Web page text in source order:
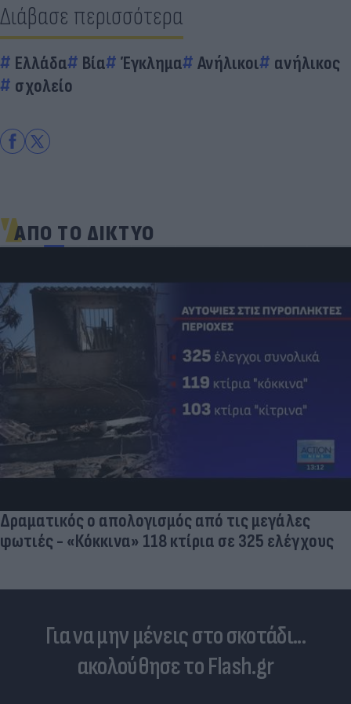
Διάβασε περισσότερα
Ελλάδα Βία Έγκλημα Ανήλικοι
ανήλικος
σχολείο
ΑΠΟ ΤΟ ΔΙΚΤΥΟ
Νέο κύμα καύσωνα σαρώνει την Ευρώπη:
Θερμοκρασίες - ρεκόρ & έκτακτα μέτρα σε πολλές
Για να μην μένεις στο σκοτάδι...
ακολούθησε το Flash.gr